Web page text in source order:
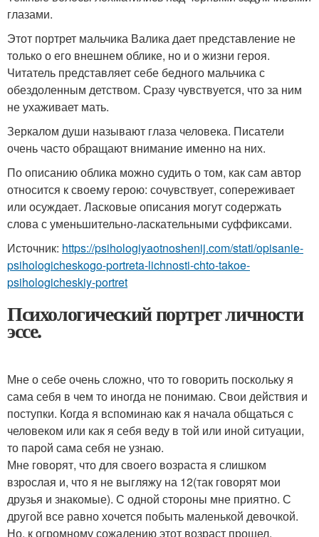
глазами.
Этот портрет мальчика Валика дает представление не
только о его внешнем облике, но и о жизни героя.
Читатель представляет себе бедного мальчика с
обездоленным детством. Сразу чувствуется, что за ним
не ухаживает мать.
Зеркалом души называют глаза человека. Писатели
очень часто обращают внимание именно на них.
По описанию облика можно судить о том, как сам автор
относится к своему герою: сочувствует, сопереживает
или осуждает. Ласковые описания могут содержать
слова с уменьшительно-ласкательными суффиксами.
Источник: https://psihologiyaotnoshenij.com/stati/opisanie-
psihologicheskogo-portreta-lichnosti-chto-takoe-
psihologicheskiy-portret
Психологический портрет личности
эссе.
Мне о себе очень сложно, что то говорить поскольку я
сама себя в чем то иногда не понимаю. Свои действия и
поступки. Когда я вспоминаю как я начала общаться с
человеком или как я себя веду в той или иной ситуации,
то парой сама себя не узнаю.
Мне говорят, что для своего возраста я слишком
взрослая и, что я не выгляжу на 12(так говорят мои
друзья и знакомые). С одной стороны мне приятно. С
другой все равно хочется побыть маленькой девочкой.
Но, к огромному сожалению этот возраст прошел.